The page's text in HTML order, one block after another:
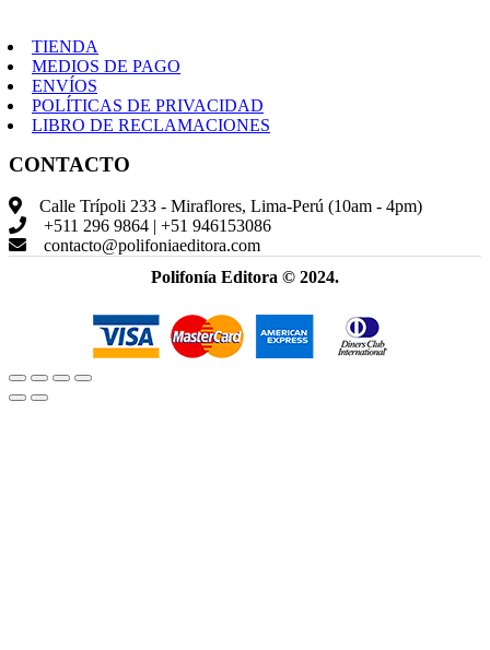
TIENDA
MEDIOS DE PAGO
ENVÍOS
POLÍTICAS DE PRIVACIDAD
LIBRO DE RECLAMACIONES
CONTACTO
Calle Trípoli 233 - Miraflores, Lima-Perú (10am - 4pm)
+511 296 9864 | +51 946153086
contacto@polifoniaeditora.com
Polifonía Editora © 2024.